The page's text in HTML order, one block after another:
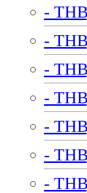
-
-
-
-
-
-
-